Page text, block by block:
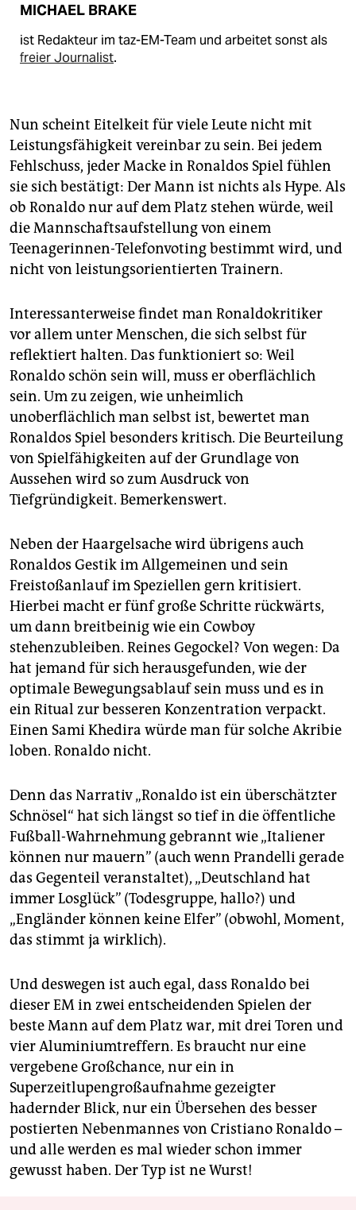
MICHAEL BRAKE
ist Redakteur im taz-EM-Team und arbeitet sonst als
freier Journalist.
Nun scheint Eitelkeit für viele Leute nicht mit
Leistungsfähigkeit vereinbar zu sein. Bei jedem
Fehlschuss, jeder Macke in Ronaldos Spiel fühlen
sie sich bestätigt: Der Mann ist nichts als Hype. Als
ob Ronaldo nur auf dem Platz stehen würde, weil
die Mannschaftsaufstellung von einem
Teenagerinnen-Telefonvoting bestimmt wird, und
nicht von leistungsorientierten Trainern.
Interessanterweise findet man Ronaldokritiker
vor allem unter Menschen, die sich selbst für
reflektiert halten. Das funktioniert so: Weil
Ronaldo schön sein will, muss er oberflächlich
sein. Um zu zeigen, wie unheimlich
unoberflächlich man selbst ist, bewertet man
Ronaldos Spiel besonders kritisch. Die Beurteilung
von Spielfähigkeiten auf der Grundlage von
Aussehen wird so zum Ausdruck von
Tiefgründigkeit. Bemerkenswert.
Neben der Haargelsache wird übrigens auch
Ronaldos Gestik im Allgemeinen und sein
Freistoßanlauf im Speziellen gern kritisiert.
Hierbei macht er fünf große Schritte rückwärts,
um dann breitbeinig wie ein Cowboy
stehenzubleiben. Reines Gegockel? Von wegen: Da
hat jemand für sich herausgefunden, wie der
optimale Bewegungsablauf sein muss und es in
ein Ritual zur besseren Konzentration verpackt.
Einen Sami Khedira würde man für solche Akribie
loben. Ronaldo nicht.
Denn das Narrativ „Ronaldo ist ein überschätzter
Schnösel“ hat sich längst so tief in die öffentliche
Fußball-Wahrnehmung gebrannt wie „Italiener
können nur mauern” (auch wenn Prandelli gerade
das Gegenteil veranstaltet), „Deutschland hat
immer Losglück” (Todesgruppe, hallo?) und
„Engländer können keine Elfer” (obwohl, Moment,
das stimmt ja wirklich).
Und deswegen ist auch egal, dass Ronaldo bei
dieser EM in zwei entscheidenden Spielen der
beste Mann auf dem Platz war, mit drei Toren und
vier Aluminiumtreffern. Es braucht nur eine
vergebene Großchance, nur ein in
Superzeitlupengroßaufnahme gezeigter
hadernder Blick, nur ein Übersehen des besser
postierten Nebenmannes von Cristiano Ronaldo –
und alle werden es mal wieder schon immer
gewusst haben. Der Typ ist ne Wurst!